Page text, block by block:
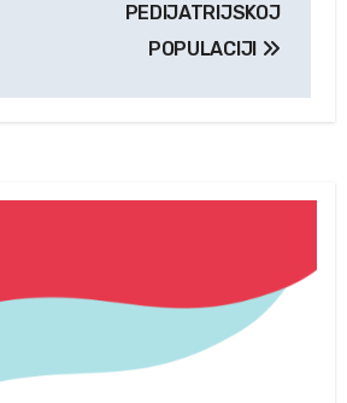
PEDIJATRIJSKOJ
POPULACIJI